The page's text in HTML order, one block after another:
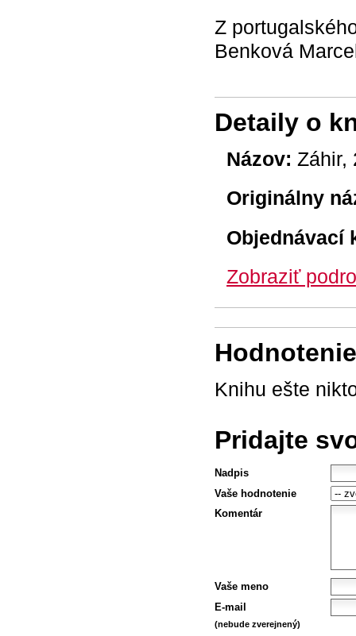
Z
Benková
Detaily o
Názov: Záhir,
Originálny
Objednávací
Zobraziť
Knihu ešte
Pridajte
Nadpis
Vaše hodnotenie
Komentár
Vaše meno
E-mail
(nebude zverejnený)